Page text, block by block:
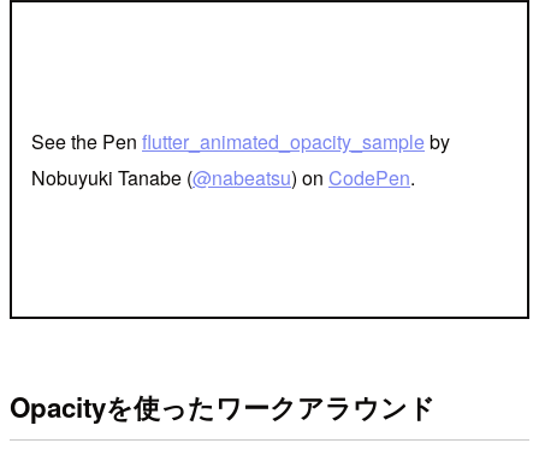
See the Pen flutter_animated_opacity_sampleby
Nobuyuki Tanabe (@nabeatsu) on CodePen.
Opacityを使ったワークアラウンド